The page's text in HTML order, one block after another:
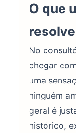
O que
No
chegar
uma
ninguém
geral é
histórico,